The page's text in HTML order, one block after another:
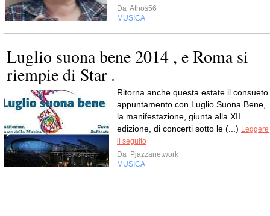
Da Athos56
MUSICA
Luglio suona bene 2014 , e Roma si
riempie di Star .
Ritorna anche questa estate il consueto
appuntamento con Luglio Suona Bene,
la manifestazione, giunta alla XII
edizione, di concerti sotto le (...) Leggere
il seguito
Da Pjazzanetwork
MUSICA